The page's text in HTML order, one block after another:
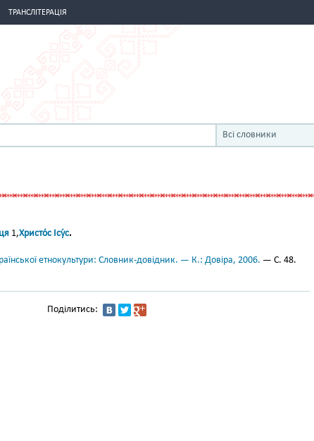
ТРАНСЛІТЕРАЦІЯ
Всі словники
1,Христо́с Ісу́с.
етнокультури: Словник-довідник. — К.: Довіра, 2006. — С. 48.
Поділитись: